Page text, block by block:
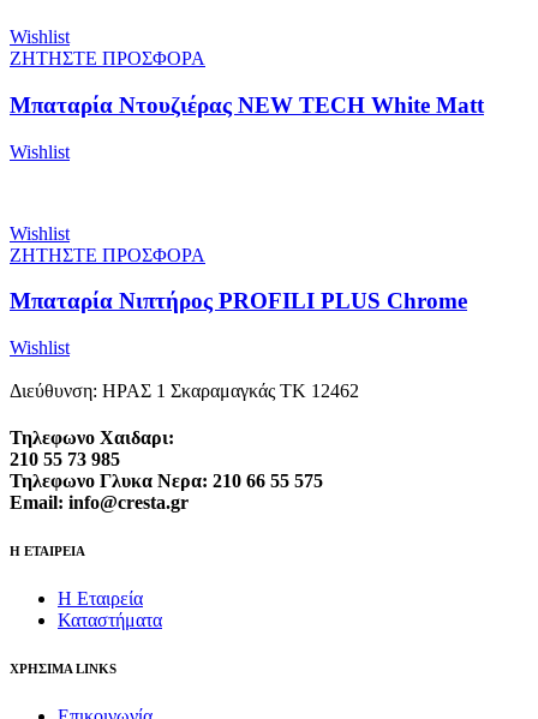
Wishlist
ΖΗΤΗΣΤΕ ΠΡΟΣΦΟΡΑ
Μπαταρία Ντουζιέρας NEW TECH White Matt
Wishlist
Wishlist
ΖΗΤΗΣΤΕ ΠΡΟΣΦΟΡΑ
Μπαταρία Νιπτήρος PROFILI PLUS Chrome
Wishlist
Διεύθυνση: ΗΡΑΣ 1 Σκαραμαγκάς ΤΚ 12462
Τηλεφωνο Χαιδαρι:
210 55 73 985
Τηλεφωνο Γλυκα Νερα: 210 66 55 575
Email: info@cresta.gr
Η ΕΤΑΙΡΕΙΑ
Η Εταιρεία
Καταστήματα
ΧΡΗΣΙΜΑ LINKS